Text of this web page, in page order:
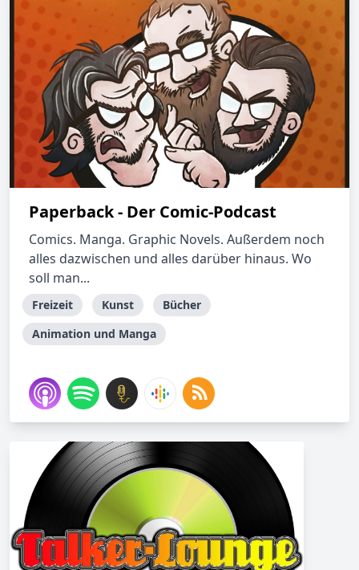
Paperback - Der Comic-Podcast
Comics. Manga. Graphic Novels. Außerdem noch
alles dazwischen und alles darüber hinaus. Wo
soll man...
Freizeit Kunst
Bücher
Animation und Manga